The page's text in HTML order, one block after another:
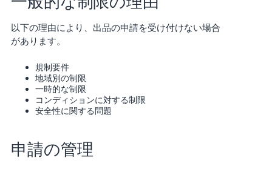
以下の理由により、出品の申請を受け付けない場合
があります。
規制要件
地域別の制限
一時的な制限
コンディションに対する制限
安全性に関する問題
申請の管理